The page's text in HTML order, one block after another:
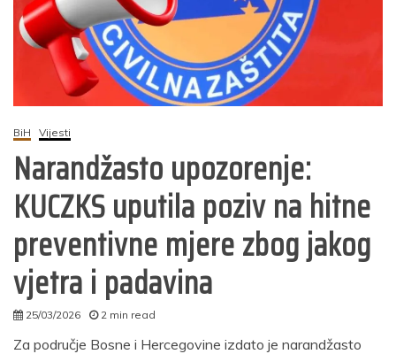
BiH Vijesti
Narandžasto upozorenje:
KUCZKS uputila poziv na hitne
preventivne mjere zbog jakog
vjetra i padavina
25/03/2026
2 min read
Za područje Bosne i Hercegovine izdato je narandžasto